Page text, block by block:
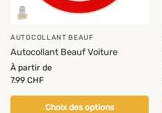
AUTOCOLLANT BEAUF
Autocollant Beauf Voiture
À partir de
7.99 CHF
Choix des options